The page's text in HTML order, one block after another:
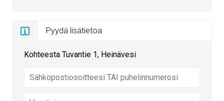
Pyydä lisätietoa
Kohteesta Tuvantie 1, Heinävesi